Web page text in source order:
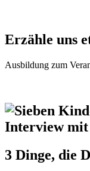
Erzähle uns
Ausbildung zum
3 Dinge, die